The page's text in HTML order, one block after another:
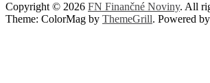
Copyright © 2026 FN Finančné Noviny. All
Theme: ColorMag by ThemeGrill. Powered by